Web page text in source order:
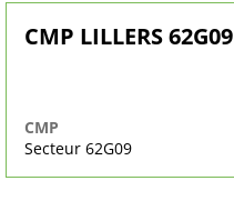
CMP LILLERS 62G09
CMP
Secteur 62G09